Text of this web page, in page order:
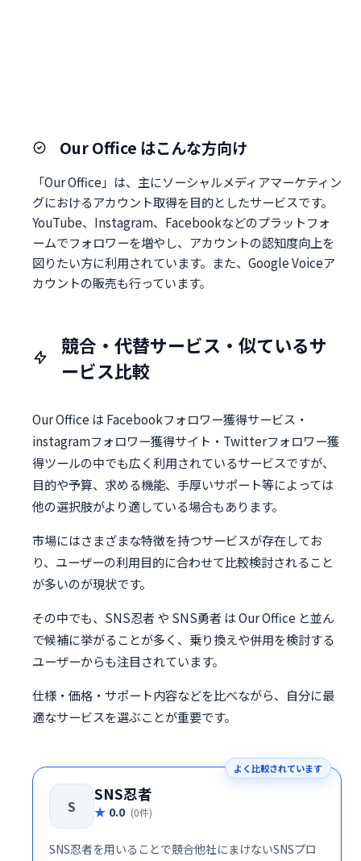
Our Office はこんな方向け
「Our Office」は、主にソーシャルメディアマーケティン
グにおけるアカウント取得を目的としたサービスです。
YouTube、Instagram、Facebookなどのプラットフォ
ームでフォロワーを増やし、アカウントの認知度向上を
図りたい方に利用されています。また、Google Voiceア
カウントの販売も行っています。
競合・代替サービス・似ているサ
ービス比較
Our Office は Facebookフォロワー獲得サービス・
instagramフォロワー獲得サイト・Twitterフォロワー獲
得ツールの中でも広く利用されているサービスですが、
目的や予算、求める機能、手厚いサポート等によっては
他の選択肢がより適している場合もあります。
市場にはさまざまな特徴を持つサービスが存在してお
り、ユーザーの利用目的に合わせて比較検討されること
が多いのが現状です。
その中でも、SNS忍者 や SNS勇者 は Our Office と並ん
で候補に挙がることが多く、乗り換えや併用を検討する
ユーザーからも注目されています。
仕様・価格・サポート内容などを比べながら、自分に最
適なサービスを選ぶことが重要です。
よく比較されています
S
SNS忍者
0.0 (0件)
SNS忍者を用いることで競合他社にまけないSNSプロ